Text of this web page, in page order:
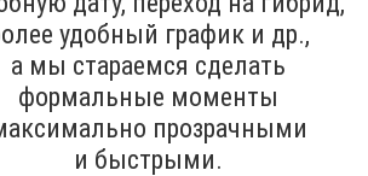
удобный график и др.,
а мы стараемся сделать
формальные моменты
прозрачными
и быстрыми.